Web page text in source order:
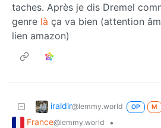
taches. Après je dis Dremel
genre là ça va bien (attention
lien amazon)
iraldir@lemmy.world OP M
France@lemmy.world
•